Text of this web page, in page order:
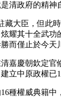
清政府的精神
藏大臣，但此
耀其十全武功
而僅止於今天
嘉慶朝欽定官
立中原政權已
種權威典籍